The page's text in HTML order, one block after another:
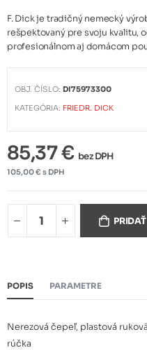
F. Dick je tradičný nemecký
rešpektovaný pre svoju kvalitu,
profesionálnom aj domácom
OBJ. ČÍSLO: DI75973300
KATEGÓRIA: FRIEDR. DICK
85,37 € bez DPH
105,00 € s DPH
POPIS PARAMETRE
Nerezová čepeľ, plastová
rúčka